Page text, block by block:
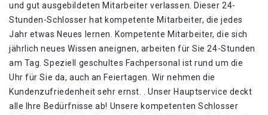
und gut ausgebildeten Mitarbeiter verlassen. Dieser 24-
Stunden-Schlosser hat kompetente Mitarbeiter, die jedes
Jahr etwas Neues lernen. Kompetente Mitarbeiter, die sich
jährlich neues Wissen aneignen, arbeiten für Sie 24-Stunden
am Tag. Speziell geschultes Fachpersonal ist rund um die
Uhr für Sie da, auch an Feiertagen. Wir nehmen die
Kundenzufriedenheit sehr ernst. . Unser Hauptservice deckt
alle Ihre Bedürfnisse ab! Unsere kompetenten Schlosser